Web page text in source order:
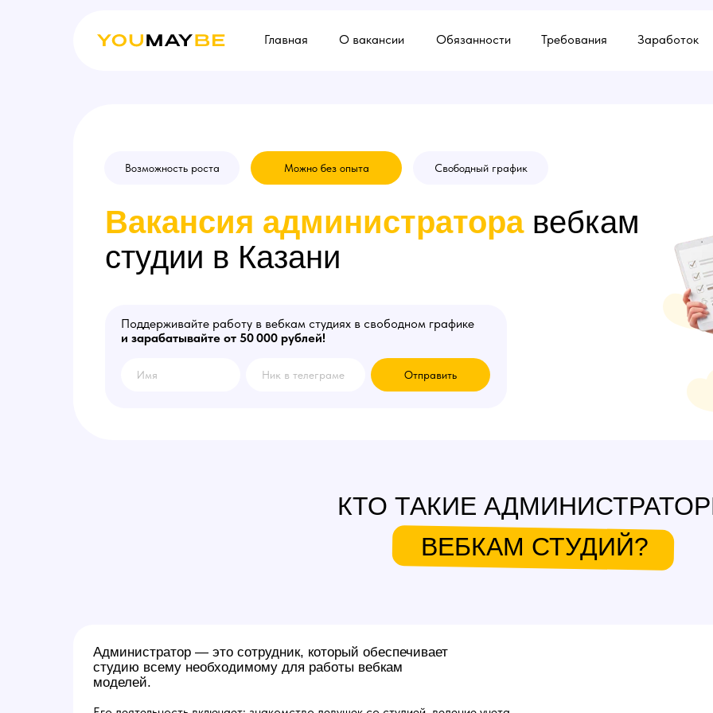
Заработок
Требования
Обязанности
О вакансии
Главная
Вакансия администратора вебкам
студии в Казани
Поддерживайте работу в вебкам студиях в свободном графике
и зарабатывайте от 50 000 рублей!
Отправить
Возможность роста Свободный график
Можно без опыта
КТО ТАКИЕ
ВЕБКАМ СТУДИЙ?
Администратор — это сотрудник, который обеспечивает
студию всему необходимому для работы вебкам
моделей.